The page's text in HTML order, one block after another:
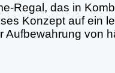
Regal, das in
Konzept auf ein